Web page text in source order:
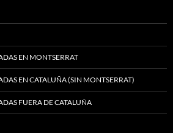
EN MONTSERRAT
EN CATALUÑA (SIN MONTSERRAT)
FUERA DE CATALUÑA